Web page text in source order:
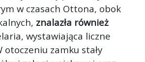
w czasach Ottona, obok
znalazła również
wystawiająca liczne
otoczeniu zamku stały